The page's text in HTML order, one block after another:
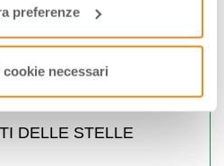
preferenze
cookie necessari
NOTTURNO AI PIEDI
E IL BORGO DELLA
DELLE STELLE